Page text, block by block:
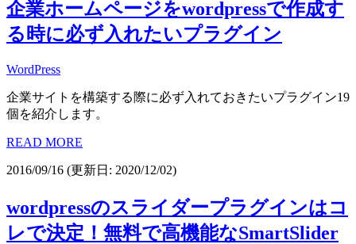
企業ホームページをwordpressで作成す
る時に必ず入れたいプラグイン
WordPress
企業サイトを構築する際に必ず入れておきたいプラグイン19
個を紹介します。
READ MORE
2016/09/16 (更新日: 2020/12/02)
wordpressのスライダープラグインはコ
レで決定！無料で高機能なSmartSlider